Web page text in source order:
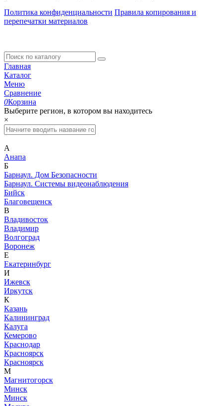
Политика конфиденциальности Правила копирования и
перепечатки материалов
Главная
Каталог
Меню
Сравнение
0Корзина
Выберите регион, в котором вы находитесь
×
А
Анапа
Б
Барнаул. Дом Безопасности
Барнаул. Системы видеонаблюдения
Бийск
Благовещенск
В
Владивосток
Владимир
Волгоград
Воронеж
Е
Екатеринбург
И
Ижевск
Иркутск
К
Казань
Калининград
Калуга
Кемерово
Краснодар
Красноярск
Красноярск
М
Магнитогорск
Минск
Минск